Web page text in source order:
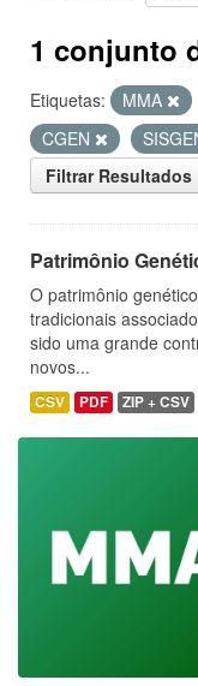
1 conjunto
Etiquetas: MMA
CGEN
Filtrar Resultados
Patrimônio
O patrimônio
tradicionais
sido uma grande
novos...
CSV PDF ZIP + CSV